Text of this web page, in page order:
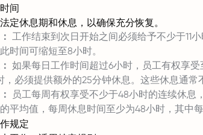
间
定休息期和休息，以确保充分恢复。
工作结束到次日开始之间必须给予不少于11
时间可缩短至8小时。
如果每日工作时间超过6小时，员工有权享
，必须提供额外的25分钟休息。这些休息通常
员工每周有权享受不少于48小时的连续休息
平均值，每周休息时间至少为48小时，其中
规定